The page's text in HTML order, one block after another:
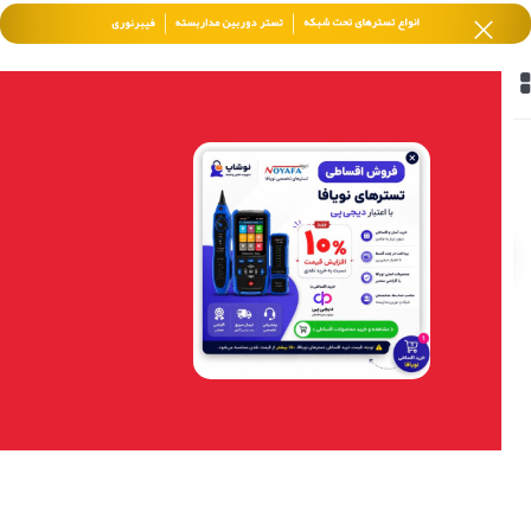
دوربین ای پی ( IP )
فیلتر محصولات